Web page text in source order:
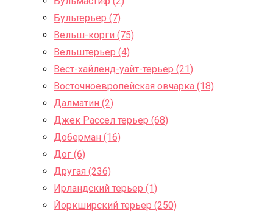
Бультерьер (7)
Вельш-корги (75)
Вельштерьер (4)
Вест-хайленд-уайт-терьер (21)
Восточноевропейская овчарка (18)
Далматин (2)
Джек Рассел терьер (68)
Доберман (16)
Дог (6)
Другая (236)
Ирландский терьер (1)
Йоркширский терьер (250)